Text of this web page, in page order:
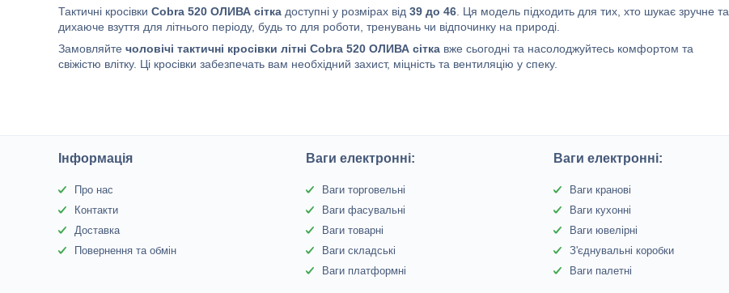
Тактичні кросівки Cobra 520 ОЛИВА сітка доступні у розмірах від 39 до 46 . Ця модель підходить для тих, хто шукає зручне та
дихаюче взуття для літнього періоду, будь то для роботи, тренувань чи відпочинку на природі.
Замовляйте чоловічі тактичні кросівки літні Cobra 520 ОЛИВА сітка вже сьогодні та насолоджуйтесь комфортом та
свіжістю влітку. Ці кросівки забезпечать вам необхідний захист, міцність та вентиляцію у спеку.
Інформація
Про нас
Контакти
Доставка
Повернення та обмін
Ваги електронні:
Ваги торговельні
Ваги фасувальні
Ваги товарні
Ваги складські
Ваги платформні
Ваги електронні:
Ваги кранові
Ваги кухонні
Ваги ювелірні
З'єднувальні коробки
Ваги палетні